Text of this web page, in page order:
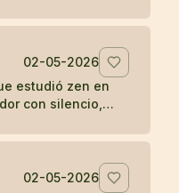
02-05-2026
estudió zen en
con silencio,
02-05-2026